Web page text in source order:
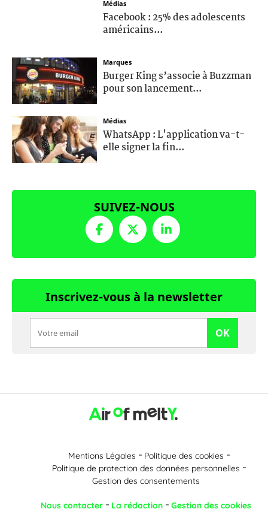
Médias
Facebook : 25% des adolescents
américains...
Marques
Burger King s’associe à Buzzman
pour son lancement...
Médias
WhatsApp : L'application va-t-
elle signer la fin...
SUIVEZ-NOUS
Inscrivez-vous à la newsletter
OK
Mentions Légales
Politique des cookies
Politique de protection des données personnelles
Gestion des consentements
Nous contacter La rédaction Gestion des cookies